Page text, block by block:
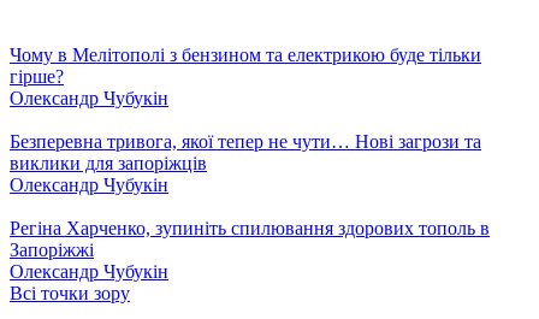
Чому в Мелітополі з бензином та електрикою буде тільки
гірше?
Олександр Чубукін
Безперевна тривога, якої тепер не чути… Нові загрози та
виклики для запоріжців
Олександр Чубукін
Регіна Харченко, зупиніть спилювання здорових тополь в
Запоріжжі
Олександр Чубукін
Всі точки зору